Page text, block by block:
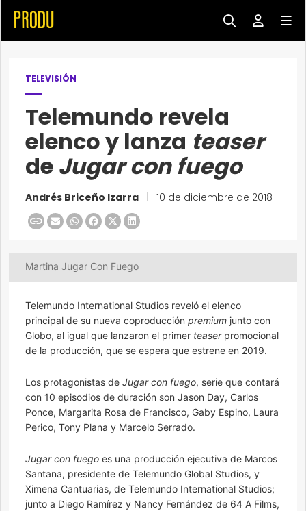
TELEVISIÓN
Telemundo revela
elenco y lanza teaser
de Jugar con fuego
Andrés Briceño Izarra 10 de diciembre de 2018
Martina Jugar Con Fuego
Telemundo International Studios reveló el elenco
principal de su nueva coproducción premium junto con
Globo, al igual que lanzaron el primer teaserpromocional
de la producción, que se espera que estrene en 2019.
Los protagonistas de Jugar con fuego, serie que contará
con 10 episodios de duración son Jason Day, Carlos
Ponce, Margarita Rosa de Francisco, Gaby Espino, Laura
Perico, Tony Plana y Marcelo Serrado.
Jugar con fuego es una producción ejecutiva de Marcos
Santana, presidente de Telemundo Global Studios, y
Ximena Cantuarias, de Telemundo International Studios;
junto a Diego Ramírez y Nancy Fernández de 64 A Films,